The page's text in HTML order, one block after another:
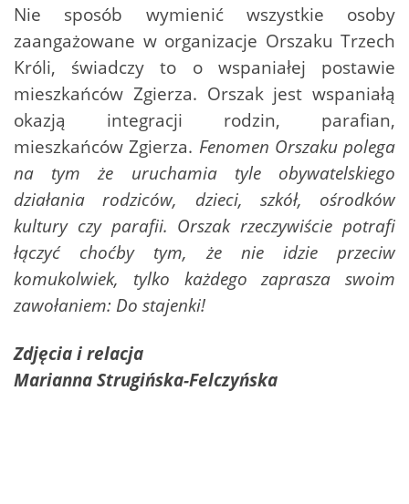
Nie sposób wymienić wszystkie osoby
zaangażowane w organizacje Orszaku Trzech
Króli, świadczy to o wspaniałej postawie
mieszkańców Zgierza. Orszak jest wspaniałą
okazją integracji rodzin, parafian,
mieszkańców Zgierza. Fenomen Orszaku polega
na tym że uruchamia tyle obywatelskiego
działania rodziców, dzieci, szkół, ośrodków
kultury czy parafii. Orszak rzeczywiście potrafi
łączyć choćby tym, że nie idzie przeciw
komukolwiek, tylko każdego zaprasza swoim
zawołaniem: Do stajenki!
Zdjęcia i relacja
Marianna Strugińska-Felczyńska